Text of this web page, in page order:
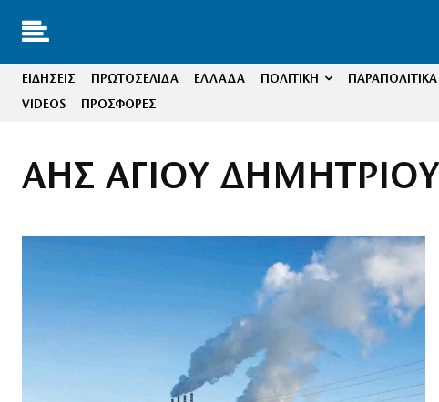
ΕΙΔΗΣΕΙΣ ΠΡΩΤΟΣΕΛΙΔΑ ΕΛΛΑΔΑ ΠΟΛΙΤΙΚΗ ΠΑΡΑΠΟΛΙΤΙΚΑ
VIDEOS
ΠΡΟΣΦΟΡΕΣ
ΑΗΣ ΑΓΙΟΥ ΔΗΜΗΤΡΙΟΥ